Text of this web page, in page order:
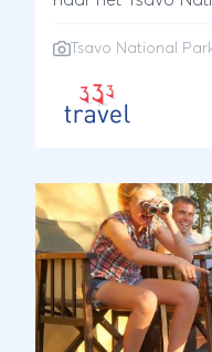
passeren alle
keer de revue in
tropische Diani
zee en strand en
safari- en strand
perfectie wel
Tsavo National